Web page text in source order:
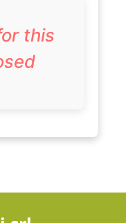
this